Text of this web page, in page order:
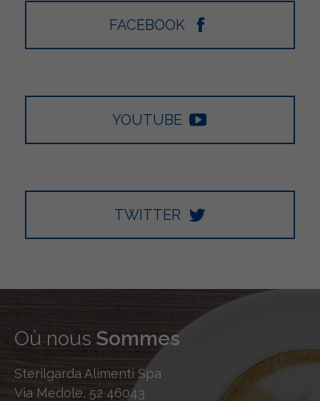
FACEBOOK
YOUTUBE
TWITTER
Où nous Sommes
Sterilgarda Alimenti Spa
Via Medole, 52 46043